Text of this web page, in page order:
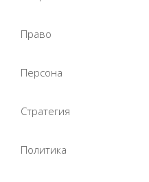
Право
Персона
Стратегия
Политика